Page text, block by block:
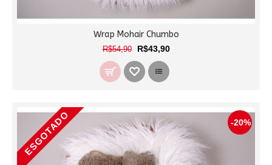
Wrap Mohair Chumbo
R$54,90 R$43,90
-20%
ESGOTADO